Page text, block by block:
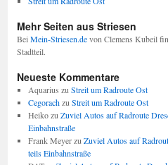
Mehr Seiten aus Striesen
Bei Mein-Striesen.devon Clemens Kubeil
Stadtteil.
Neueste Kommentare
Aquarius zu Streit um Radroute Ost
Cegorachzu Streit um Radroute Ost
Heikozu Zuviel Autos auf Radroute
Einbahnstraße
Frank Meyerzu Zuviel Autos auf
teils Einbahnstraße